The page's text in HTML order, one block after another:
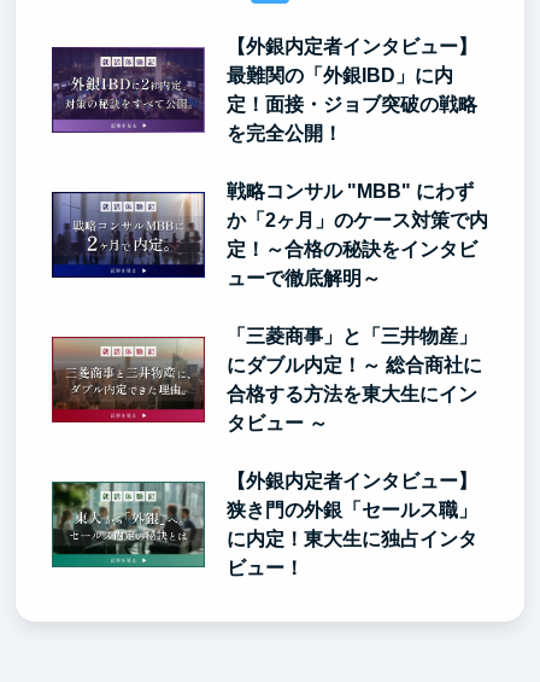
【外銀内定者インタビュー】
最難関の「外銀IBD」に内
定！面接・ジョブ突破の戦略
を完全公開！
戦略コンサル "MBB" にわず
か「2ヶ月」のケース対策で内
定！～合格の秘訣をインタビ
ューで徹底解明～
「三菱商事」と「三井物産」
にダブル内定！～ 総合商社に
合格する方法を東大生にイン
タビュー ～
【外銀内定者インタビュー】
狭き門の外銀「セールス職」
に内定！東大生に独占インタ
ビュー！